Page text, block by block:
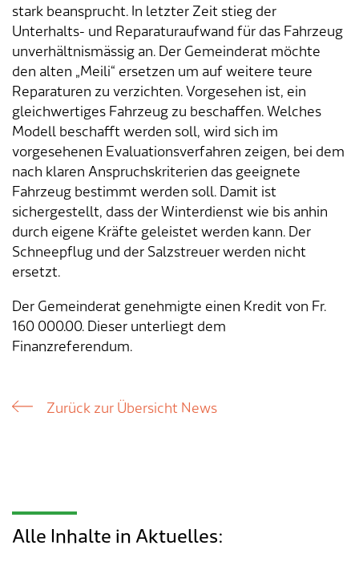
stark beansprucht. In letzter Zeit stieg der
Unterhalts- und Reparaturaufwand für das Fahrzeug
unverhältnismässig an. Der Gemeinderat möchte
den alten „Meili“ ersetzen um auf weitere teure
Reparaturen zu verzichten. Vorgesehen ist, ein
gleichwertiges Fahrzeug zu beschaffen. Welches
Modell beschafft werden soll, wird sich im
vorgesehenen Evaluationsverfahren zeigen, bei dem
nach klaren Anspruchskriterien das geeignete
Fahrzeug bestimmt werden soll. Damit ist
sichergestellt, dass der Winterdienst wie bis anhin
durch eigene Kräfte geleistet werden kann. Der
Schneepflug und der Salzstreuer werden nicht
ersetzt.
Der Gemeinderat genehmigte einen Kredit von Fr.
160 000.00. Dieser unterliegt dem
Finanzreferendum.
Zurück zur Übersicht News
Alle Inhalte in Aktuelles:
Tageselternverein
Gastronomie
Vermietung von Freizeitanlagen
Veranstaltungsbewilligung
Sozialversicherungen
Soziales
Steuern
Bauen & Planen
ÖREB-Kataster
Umwelt
Energie & Wasser
Abfall
Tiere
Sicherheit
Burgergemeinde
Kirchgemeinden
Partnergemeinden
Finanzabteilung
Sozialabteilung
Bau- und Planungsabteilung
Betriebs- und Tiefbauabteilung
Werkhof
Schulverwaltung
Kindertagesstätte
Mitarbeitende
Schnupperlehre / Lehrstelle
Dienstleistungen A-Z
Adressverzeichnis
Kontakt & Öffnungszeiten